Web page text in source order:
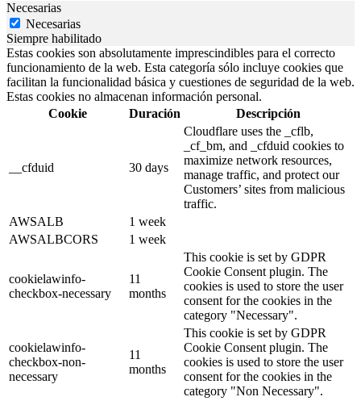
Necesarias
Necesarias
Siempre habilitado
Estas cookies son absolutamente imprescindibles para el correcto
funcionamiento de la web. Esta categoría sólo incluye cookies que
facilitan la funcionalidad básica y cuestiones de seguridad de la web.
Estas cookies no almacenan información personal.
Cookie
Duración Descripción
__cfduid 30 days
Cloudflare uses the _cflb,
_cf_bm, and _cfduid cookies to
maximize network resources,
manage traffic, and protect our
Customers’ sites from malicious
traffic.
AWSALB
1 week
AWSALBCORS
1 week
cookielawinfo-
checkbox-necessary
11
months
This cookie is set by GDPR
Cookie Consent plugin. The
cookies is used to store the user
consent for the cookies in the
category "Necessary".
cookielawinfo-
checkbox-non-
necessary
11
months
This cookie is set by GDPR
Cookie Consent plugin. The
cookies is used to store the user
consent for the cookies in the
category "Non Necessary".